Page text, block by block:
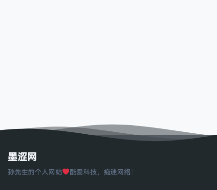
墨涩网
孙先生的个人网站 酷爱科技，痴迷网络！